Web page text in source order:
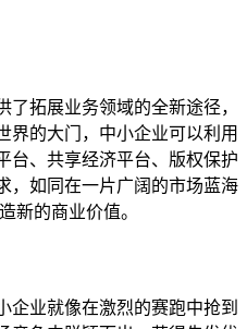
了拓展业务领域的全新途径，
界的大门，中小企业可以利用
台、共享经济平台、版权保护
，如同在一片广阔的市场蓝海
新的商业价值。
企业就像在激烈的赛跑中抢到